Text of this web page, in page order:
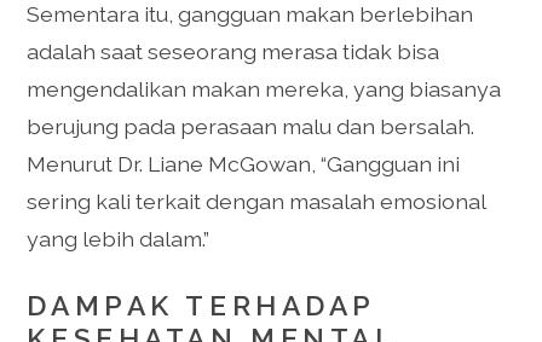
Sementara itu, gangguan makan berlebihan
adalah saat seseorang merasa tidak bisa
mengendalikan makan mereka, yang biasanya
berujung pada perasaan malu dan bersalah.
Menurut Dr. Liane McGowan, “Gangguan ini
sering kali terkait dengan masalah emosional
yang lebih dalam.”
DAMPAK TERHADAP